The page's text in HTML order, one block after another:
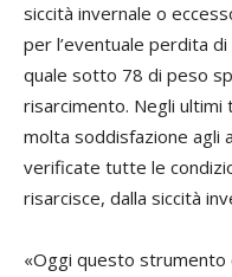
siccità invernale o
per l’eventuale perdita di
quale sotto 78 di peso
risarcimento. Negli ultimi
molta soddisfazione agli
verificate tutte le
risarcisce, dalla siccità
«Oggi questo strumento